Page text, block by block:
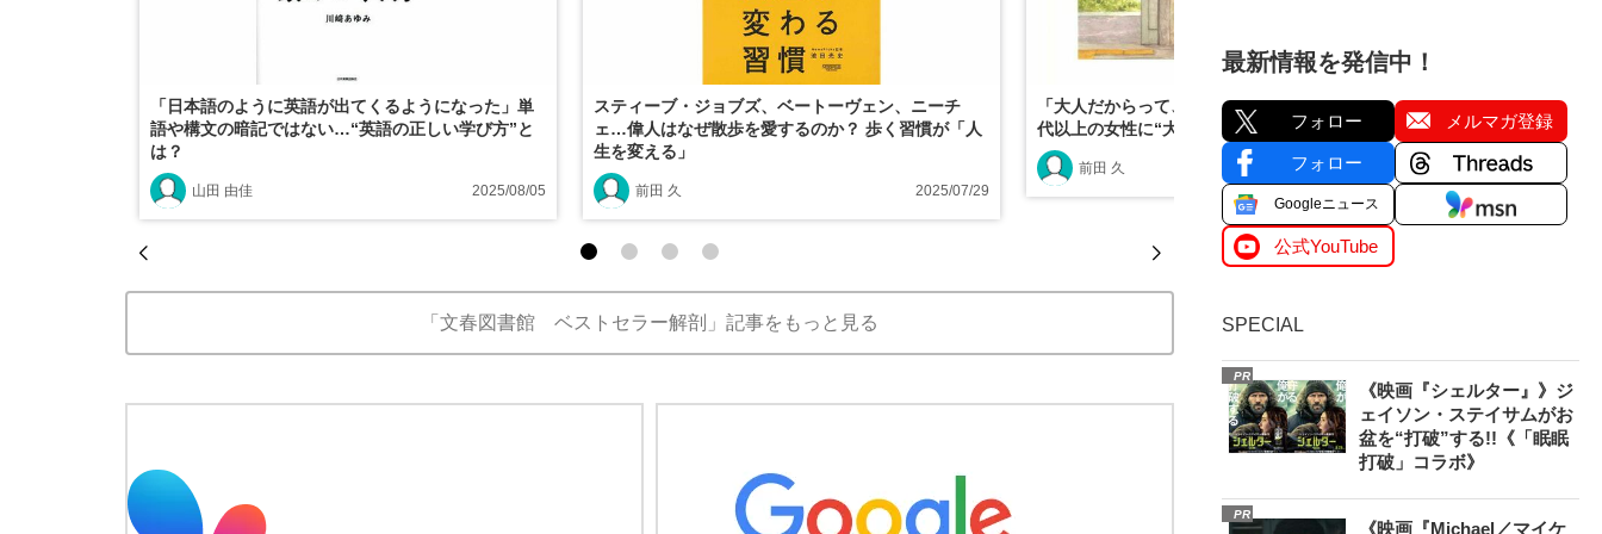
「日本語のように英語が出てくるようになった」単
語や構文の暗記ではない…“英語の正しい学び方”と
は？
山田 由佳 2025/08/05
スティーブ・ジョブズ、ベートーヴェン、ニーチ
ェ…偉人はなぜ散歩を愛するのか？ 歩く習慣が「人
生を変える」
前田 久 2025/07/29
「大人だからって、痛くないわけじゃない」今、50
代以上の女性に“大人の絵本”が響いているワケ
前田 久 2025/07/22
「文春図書館 ベストセラー解剖」記事をもっと見る
最新情報を発信中！
フォロー メルマガ登録
フォロー
Googleニュース
公式YouTube
SPECIAL
PR
《映画『シェルター』》ジ
ェイソン・ステイサムがお
盆を“打破”する!!《「眠眠
打破」コラボ》
PR
《映画『Michael／マイケ